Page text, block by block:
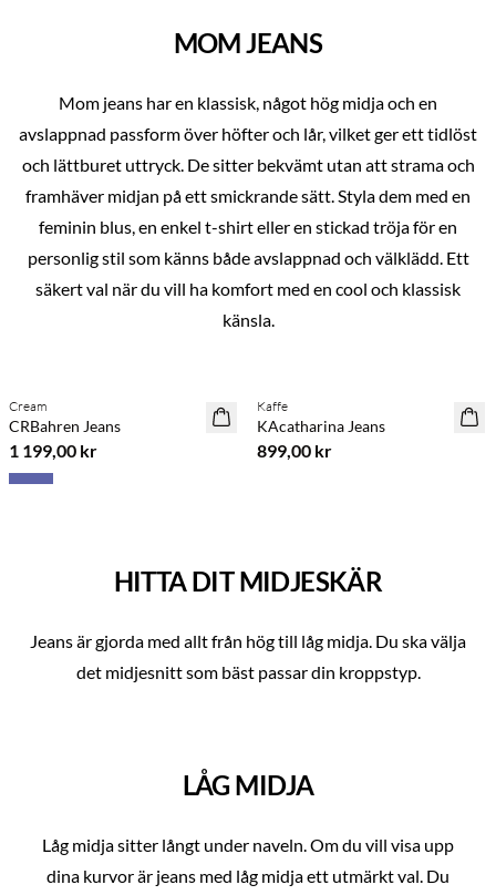
MOM JEANS
Mom jeans har en klassisk, något hög midja och en
avslappnad passform över höfter och lår, vilket ger ett tidlöst
och lättburet uttryck. De sitter bekvämt utan att strama och
framhäver midjan på ett smickrande sätt. Styla dem med en
feminin blus, en enkel t-shirt eller en stickad tröja för en
personlig stil som känns både avslappnad och välklädd. Ett
säkert val när du vill ha komfort med en cool och klassisk
känsla.
NYHET
Cream
CRBahren Jeans
1 199,00 kr
NYHET
Kaffe
KAcatharina Jeans
899,00 kr
HITTA DIT MIDJESKÄR
Jeans är gjorda med allt från hög till låg midja. Du ska välja
det midjesnitt som bäst passar din kroppstyp.
LÅG MIDJA
Låg midja sitter långt under naveln. Om du vill visa upp
dina kurvor är jeans med låg midja ett utmärkt val. Du